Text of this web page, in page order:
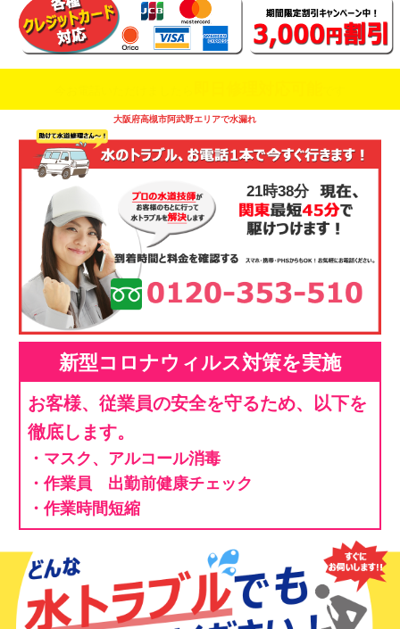
大阪府高槻市阿武野エリアで水漏れ
21時38分
新型コロナウィルス対策を実施
お客様、従業員の安全を守るため、以下を
徹底します。
・マスク、アルコール消毒
・作業員 出勤前健康チェック
・作業時間短縮